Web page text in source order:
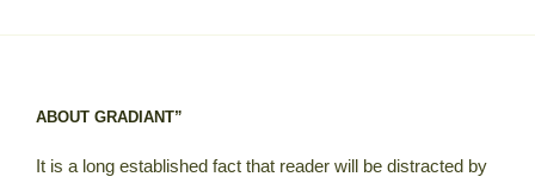
ABOUT GRADIANT”
It is a long established fact that reader will be distracted by